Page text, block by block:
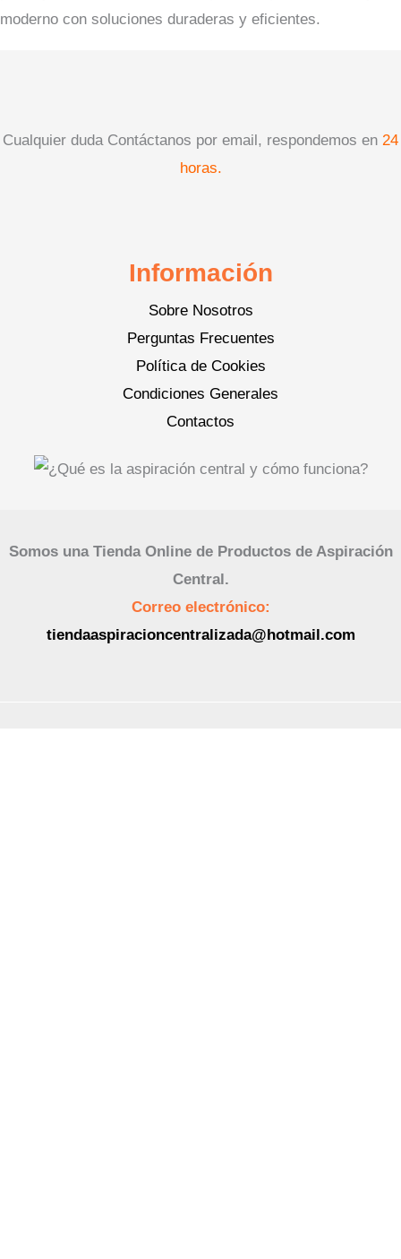
moderno con soluciones duraderas y eficientes.
Cualquier duda Contáctanos por email, respondemos en 24
horas.
Información
Sobre Nosotros
Perguntas Frecuentes
Política de Cookies
Condiciones Generales
Contactos
Somos una Tienda Online de Productos de Aspiración
Central.
Correo electrónico:
tiendaaspiracioncentralizada@hotmail.com